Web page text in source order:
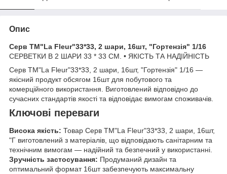
Опис
Серв ТМ"La Fleur"33*33, 2 шари, 16шт, "Гортензія" 1/16
СЕРВЕТКИ В 2 ШАРИ 33 * 33 СМ. • ЯКІСТЬ ТА НАДІЙНІСТЬ
Серв ТМ"La Fleur"33*33, 2 шари, 16шт, "Гортензія" 1/16 —
якісний продукт обсягом 16шт для побутового та
комерційного використання. Виготовлений відповідно до
сучасних стандартів якості та відповідає вимогам споживачів.
Ключові переваги
Висока якість: Товар Серв ТМ"La Fleur"33*33, 2 шари, 16шт,
"Г виготовлений з матеріалів, що відповідають санітарним та
технічним вимогам — надійний та безпечний у використанні.
Зручність застосування: Продуманий дизайн та
оптимальний формат 16шт забезпечують максимальну